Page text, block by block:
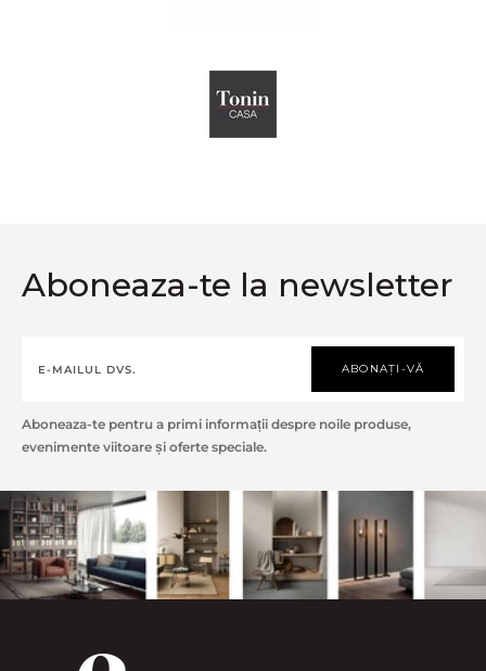
Aboneaza-te la newsletter
ABONAȚI-VĂ
Aboneaza-te pentru a primi informații despre noile produse,
evenimente viitoare și oferte speciale.